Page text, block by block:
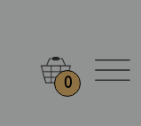
0